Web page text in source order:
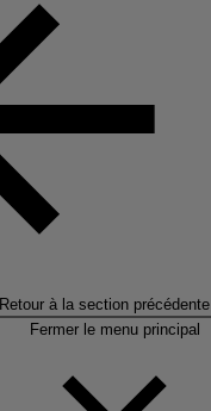
Retour à la section précédente
Fermer le menu principal